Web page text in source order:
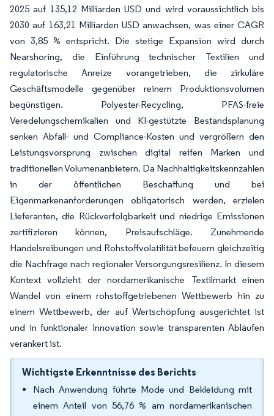
2025 auf 135,12 Milliarden USD und wird voraussichtlich bis
2030 auf 163,21 Milliarden USD anwachsen, was einer CAGR
von 3,85 % entspricht. Die stetige Expansion wird durch
Nearshoring, die Einführung technischer Textilien und
regulatorische Anreize vorangetrieben, die zirkuläre
Geschäftsmodelle gegenüber reinem Produktionsvolumen
begünstigen. Polyester-Recycling, PFAS-freie
Veredelungschemikalien und KI-gestützte Bestandsplanung
senken Abfall- und Compliance-Kosten und vergrößern den
Leistungsvorsprung zwischen digital reifen Marken und
traditionellen Volumenanbietern. Da Nachhaltigkeitskennzahlen
in der öffentlichen Beschaffung und bei
Eigenmarkenanforderungen obligatorisch werden, erzielen
Lieferanten, die Rückverfolgbarkeit und niedrige Emissionen
zertifizieren können, Preisaufschläge. Zunehmende
Handelsreibungen und Rohstoffvolatilität befeuern gleichzeitig
die Nachfrage nach regionaler Versorgungsresilienz. In diesem
Kontext vollzieht der nordamerikanische Textilmarkt einen
Wandel von einem rohstoffgetriebenen Wettbewerb hin zu
einem Wettbewerb, der auf Wertschöpfung ausgerichtet ist
und in funktionaler Innovation sowie transparenten Abläufen
verankert ist.
Wichtigste Erkenntnisse des Berichts
Nach Anwendung führte Mode und Bekleidung mit
einem Anteil von 56,76 % am nordamerikanischen